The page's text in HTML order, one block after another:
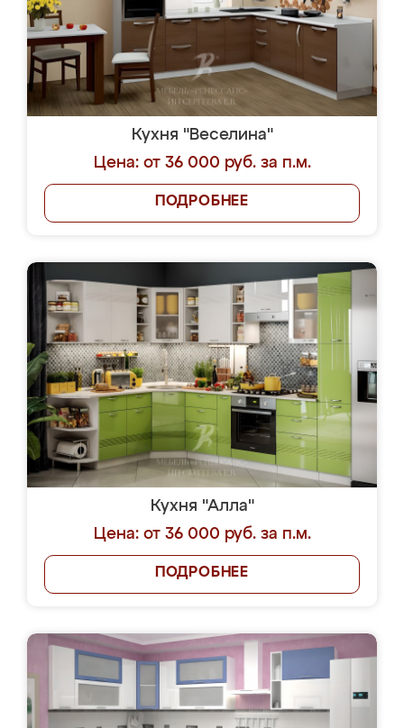
Кухня "Веселина"
Цена: от 36 000 руб. за п.м.
ПОДРОБНЕЕ
Кухня "Алла"
Цена: от 36 000 руб. за п.м.
ПОДРОБНЕЕ